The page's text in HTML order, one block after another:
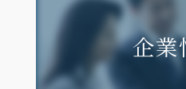
企業